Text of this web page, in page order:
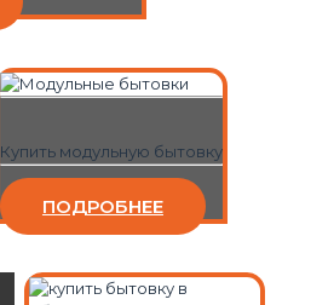
Купить модульную бытовку
ПОДРОБНЕЕ